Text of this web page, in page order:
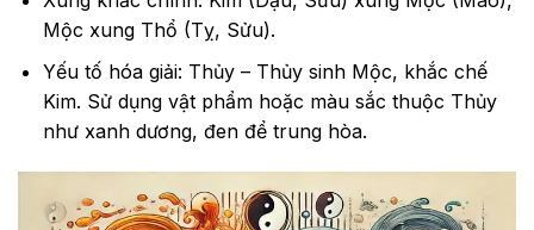
Mộc xung Thổ (Tỵ, Sửu).
Yếu tố hóa giải: Thủy – Thủy sinh Mộc, khắc chế
Kim. Sử dụng vật phẩm hoặc màu sắc thuộc Thủy
như xanh dương, đen để trung hòa.